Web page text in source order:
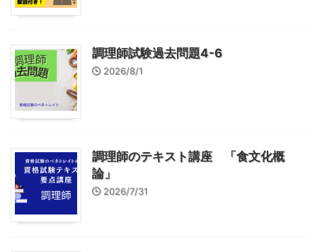
調理師試験過去問題4-6
2026/8/1
調理師のテキスト講座 「食文化概
論」
2026/7/31